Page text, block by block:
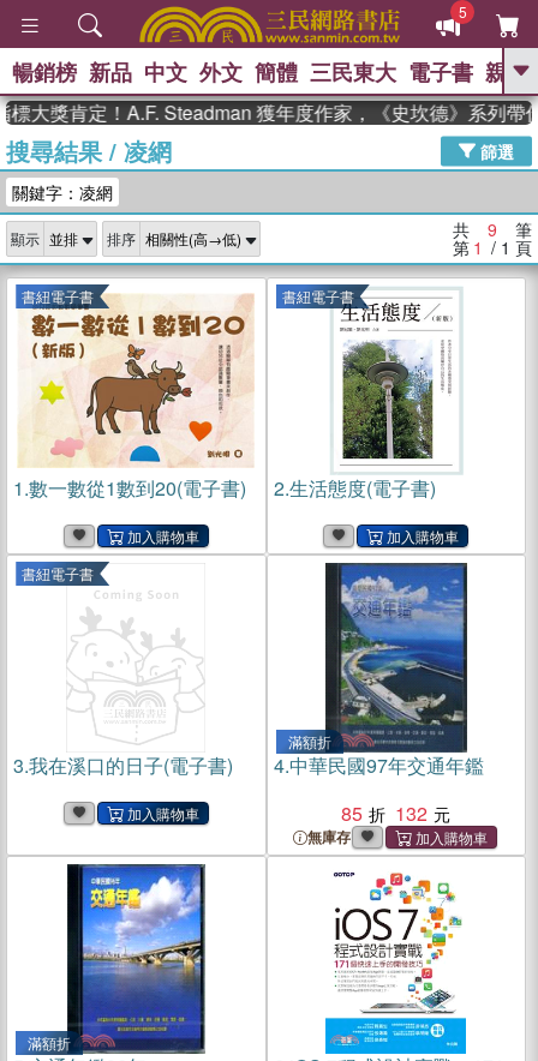
5
GO
高希均教授回憶錄
、 The Odyssey 、 父親節 、 如果歷
獎 臺灣漫遊錄 、 方念華 、 台灣的李
登輝時代
數學女孩：黎曼猜想 、
偉大的迷走神經
暢銷榜 新品 中文 外文 簡體 三民東大 電子書 親子
大獎肯定！A.F. Steadman 獲年度作家，《史坎德》系列帶你
搜尋結果/ 凌網
篩選
關鍵字：凌網
顯示 排序 共 9 筆
第 1 / 1 頁
書紐電子書
1.數一數從1數到20(電子書)
書紐電子書
2.生活態度(電子書)
書紐電子書
3.我在溪口的日子(電子書)
滿額折
4.中華民國97年交通年鑑
85
132
無庫存
滿額折